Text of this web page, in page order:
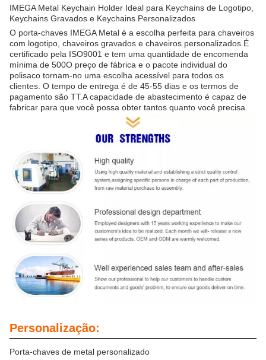
IMEGA Metal Keychain Holder Ideal para Keychains de Logotipo,
Keychains Gravados e Keychains Personalizados
O porta-chaves IMEGA Metal é a escolha perfeita para chaveiros
com logotipo, chaveiros gravados e chaveiros personalizados.É
certificado pela ISO9001 e tem uma quantidade de encomenda
mínima de 500O preço de fábrica e o pacote individual do
polisaco tornam-no uma escolha acessível para todos os
clientes. O tempo de entrega é de 45-55 dias e os termos de
pagamento são TT.A capacidade de abastecimento é capaz de
fabricar para que você possa obter tantos quanto você precisa.
Personalização:
Porta-chaves de metal personalizado